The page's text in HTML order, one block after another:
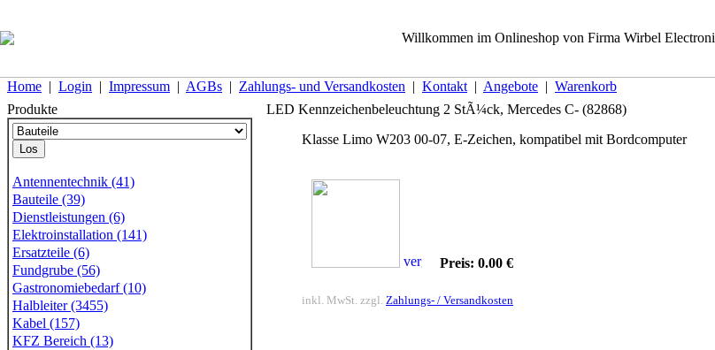
Willkommen im Onlineshop von Firma Wirbel
Home | Login | Impressum | AGBs | Zahlungs- und Versandkosten | Kontakt | Angebote | Warenkorb
Produkte
Antennentechnik (41)
Bauteile (39)
Dienstleistungen (6)
Elektroinstallation (141)
Ersatzteile (6)
Fundgrube (56)
Gastronomiebedarf (10)
Halbleiter (3455)
Kabel (157)
KFZ Bereich (13)
LED Kennzeichenbeleuchtung 2 StÃ¼ck, Mercedes C- (82868)
Klasse Limo W203 00-07, E-Zeichen, kompatibel mit Bordcomputer
Preis: 0.00 €
inkl. MwSt. zzgl. Zahlungs- / Versandkosten